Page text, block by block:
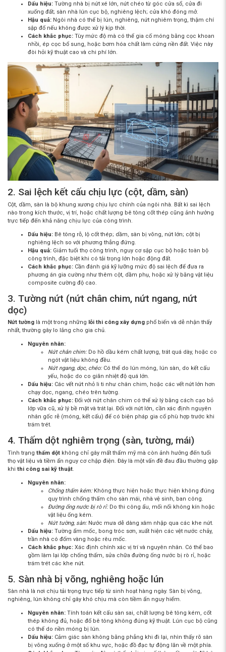
Dấu hiệu: Tường nhà bị nứt xé lớn, nứt chéo từ góc cửa sổ, cửa đi
xuống đất; sàn nhà lún cục bộ, nghiêng lệch; cửa khó đóng mở.
Hậu quả: Ngôi nhà có thể bị lún, nghiêng, nứt nghiêm trọng, thậm chí
sập đổ nếu không được xử lý kịp thời.
Cách khắc phục: Tùy mức độ mà có thể gia cố móng bằng cọc khoan
nhồi, ép cọc bổ sung, hoặc bơm hóa chất làm cứng nền đất. Việc này
đòi hỏi kỹ thuật cao và chi phí lớn.
2. Sai lệch kết cấu chịu lực (cột, dầm, sàn)
Cột, dầm, sàn là bộ khung xương chịu lực chính của ngôi nhà. Bất kì sai lệch
nào trong kích thước, vị trí, hoặc chất lượng bê tông cốt thép cũng ảnh hưởng
trực tiếp đến khả năng chịu lực của công trình.
Dấu hiệu: Bê tông rỗ, lộ cốt thép; dầm, sàn bị võng, nứt lớn; cột bị
nghiêng lệch so với phương thẳng đứng.
Hậu quả: Giảm tuổi thọ công trình, nguy cơ sập cục bộ hoặc toàn bộ
công trình, đặc biệt khi có tải trọng lớn hoặc động đất.
Cách khắc phục: Cần đánh giá kỹ lưỡng mức độ sai lệch để đưa ra
phương án gia cường như thêm cột, dầm phụ, hoặc xử lý bằng vật liệu
composite cường độ cao.
3. Tường nứt (nứt chân chim, nứt ngang, nứt
dọc)
Nứt tường là một trong những lỗi thi công xây dựng phổ biến và dễ nhận thấy
nhất, thường gây lo lắng cho gia chủ.
Nguyên nhân:
Nứt chân chim:Do hồ dầu kém chất lượng, trát quá dày, hoặc co
ngót vật liệu không đều.
Nứt ngang, dọc, chéo:Có thể do lún móng, lún sàn, do kết cấu
yếu, hoặc do co giãn nhiệt độ quá lớn.
Dấu hiệu: Các vết nứt nhỏ li ti như chân chim, hoặc các vết nứt lớn hơn
chạy dọc, ngang, chéo trên tường.
Cách khắc phục: Đối với nứt chân chim có thể xử lý bằng cách cạo bỏ
lớp vữa cũ, xử lý bề mặt và trát lại. Đối với nứt lớn, cần xác định nguyên
nhân gốc rễ (móng, kết cấu) để có biện pháp gia cố phù hợp trước khi
trám trét.
4. Thấm dột nghiêm trọng (sàn, tường, mái)
Tình trạng thấm dột không chỉ gây mất thẩm mỹ mà còn ảnh hưởng đến tuổi
thọ vật liệu và tiềm ẩn nguy cơ chập điện. Đây là một vấn đề đau đầu thường gặp
khi thi công sai kỹ thuật.
Nguyên nhân:
Chống thấm kém:Không thực hiện hoặc thực hiện không đúng
quy trình chống thấm cho sàn mái, nhà vệ sinh, ban công.
Đường ống nước bị rò rỉ:Do thi công ẩu, mối nối không kín hoặc
vật liệu ống kém.
Nứt tường, sàn:Nước mưa dễ dàng xâm nhập qua các khe nứt.
Dấu hiệu: Tường ẩm mốc, bong tróc sơn, xuất hiện các vệt nước chảy,
trần nhà có đốm vàng hoặc rêu mốc.
Cách khắc phục: Xác định chính xác vị trí và nguyên nhân. Có thể bao
gồm làm lại lớp chống thấm, sửa chữa đường ống nước bị rò rỉ, hoặc
trám trét các khe nứt.
5. Sàn nhà bị võng, nghiêng hoặc lún
Sàn nhà là nơi chịu tải trọng trực tiếp từ sinh hoạt hàng ngày. Sàn bị võng,
nghiêng, lún không chỉ gây khó chịu mà còn tiềm ẩn nguy hiểm.
Nguyên nhân: Tính toán kết cấu sàn sai, chất lượng bê tông kém, cốt
thép không đủ, hoặc đổ bê tông không đúng kỹ thuật. Lún cục bộ cũng
có thể do nền móng bị lún.
Dấu hiệu: Cảm giác sàn không bằng phẳng khi đi lại, nhìn thấy rõ sàn
bị võng xuống ở một số khu vực, hoặc đồ đạc tự động lăn về một phía.